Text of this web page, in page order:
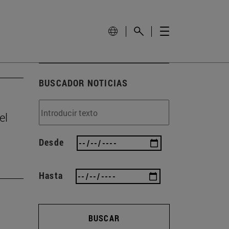
BUSCADOR NOTICIAS
Desde
Hasta
BUSCAR